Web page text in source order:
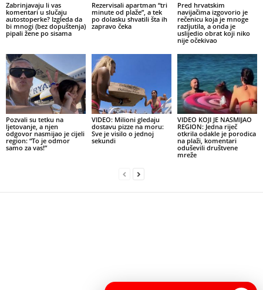
Zabrinjavaju li vas
komentari u slučaju
autostoperke? Izgleda da
bi mnogi (bez dopuštenja)
pipali žene po sisama
Rezervisali apartman “tri
minute od plaže”, a tek
po dolasku shvatili šta ih
zapravo čeka
Pred hrvatskim
navijačima izgovorio je
rečenicu koja je mnoge
razljutila, a onda je
uslijedio obrat koji niko
nije očekivao
Pozvali su tetku na
ljetovanje, a njen
odgovor nasmijao je cijeli
region: “To je odmor
samo za vas!”
VIDEO: Milioni gledaju
dostavu pizze na moru:
Sve je visilo o jednoj
sekundi
VIDEO KOJI JE NASMIJAO
REGION: Jedna riječ
otkrila odakle je porodica
na plaži, komentari
oduševili društvene
mreže